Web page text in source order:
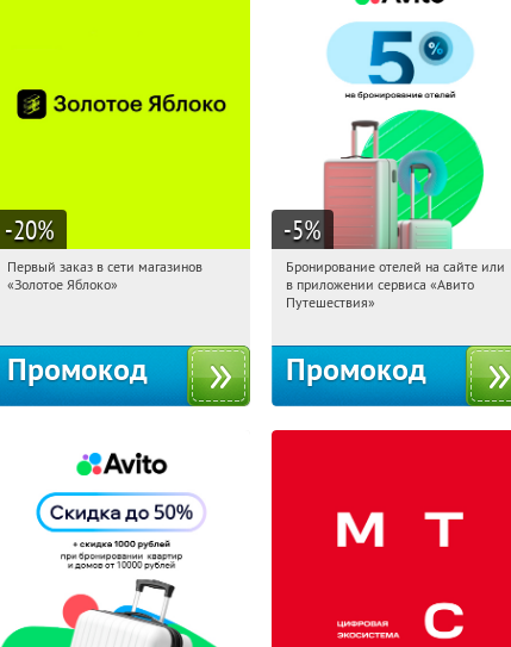
-20%
23:27:33
Получи первым!
Первый заказ в сети магазинов
«Золотое Яблоко»
Промокод
-5%
23:27:33
Получи первым!
Россия
Бронирование отелей на сайте или
в приложении сервиса «Авито
Путешествия»
Промокод